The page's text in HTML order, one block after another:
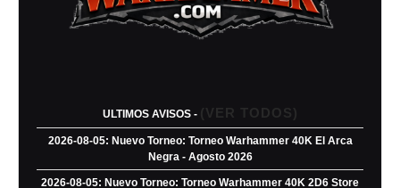
ULTIMOS AVISOS - (VER TODOS)
2026-08-05: Nuevo Torneo: Torneo Warhammer 40K El Arca
Negra - Agosto 2026
2026-08-05: Nuevo Torneo: Torneo Warhammer 40K 2D6 Store